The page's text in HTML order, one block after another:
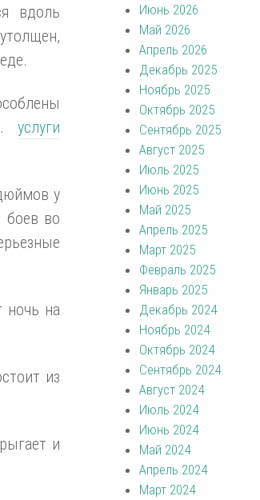
вдоль
услуги
у
боев во
ночь на
из
и
Июнь 2026
Май 2026
Апрель 2026
Декабрь 2025
Ноябрь 2025
Октябрь 2025
Сентябрь 2025
Август 2025
Июль 2025
Июнь 2025
Май 2025
Апрель 2025
Март 2025
Февраль 2025
Январь 2025
Декабрь 2024
Ноябрь 2024
Октябрь 2024
Сентябрь 2024
Август 2024
Июль 2024
Июнь 2024
Май 2024
Апрель 2024
Март 2024